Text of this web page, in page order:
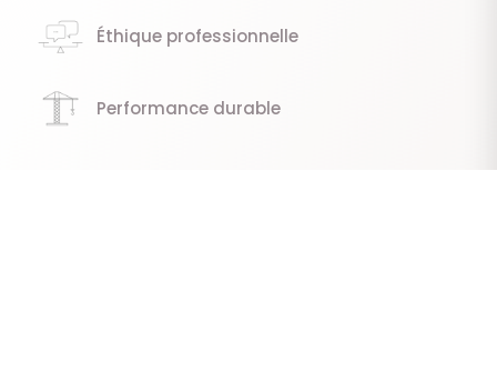
Éthique professionnelle
Performance durable